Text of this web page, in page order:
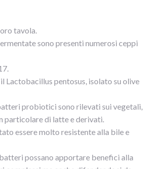
tavola.
sono presenti numerosi ceppi
Lactobacillus pentosus, isolato su olive
probiotici sono rilevati sui vegetali,
particolare di latte e derivati.
essere molto resistente alla bile e
possano apportare benefici alla